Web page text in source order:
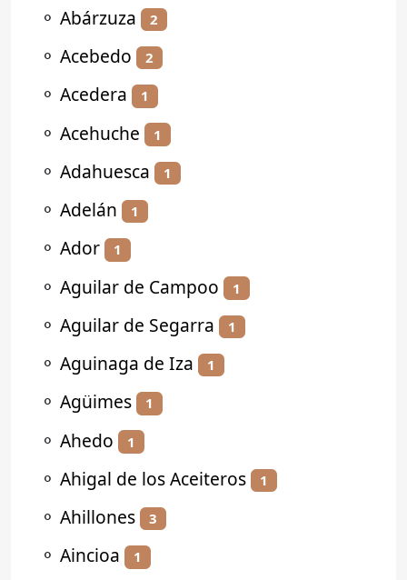
⚬ Abárzuza 2
⚬ Acebedo 2
⚬ Acedera 1
⚬ Acehuche 1
⚬ Adahuesca 1
⚬ Adelán 1
⚬ Ador 1
⚬ Aguilar de Campoo 1
⚬ Aguilar de Segarra 1
⚬ Aguinaga de Iza 1
⚬ Agüimes 1
⚬ Ahedo 1
⚬ Ahigal de los Aceiteros 1
⚬ Ahillones 3
⚬ Aincioa 1